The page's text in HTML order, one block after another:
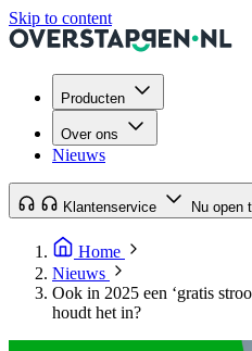
Skip to content
Producten
Over ons
Nieuws
Klantenservice Nu open
Home
Nieuws
Ook in 2025 een ‘gratis
houdt het in?